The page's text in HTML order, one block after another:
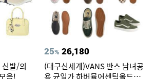
신발/의
음!
25% 26,180
(대구신세계)VANS 반스 남녀공
용 균일가 하버뮬어센틱올드스